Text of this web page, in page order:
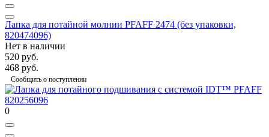
Лапка для потайной молнии PFAFF 2474 (без упаковки,
820474096)
Нет в наличии
520 руб.
468 руб.
Сообщить о поступлении
0